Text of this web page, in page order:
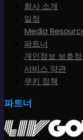
회사 소개
일정
Media
파트너
개인정보 보호
서비스 약관
쿠키 정책
파트너